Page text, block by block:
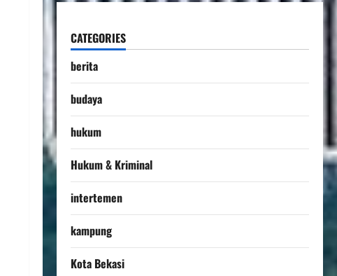
CATEGORIES
berita
budaya
hukum
Hukum & Kriminal
intertemen
kampung
Kota Bekasi